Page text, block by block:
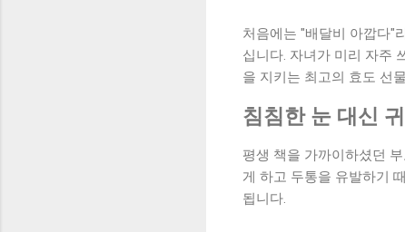
처음에는 "배달비 아깝다"
십니다. 자녀가 미리 자주
을 지키는 최고의 효도 선
침침한 눈 대신
평생 책을 가까이하셨던
게 하고 두통을 유발하기
됩니다.